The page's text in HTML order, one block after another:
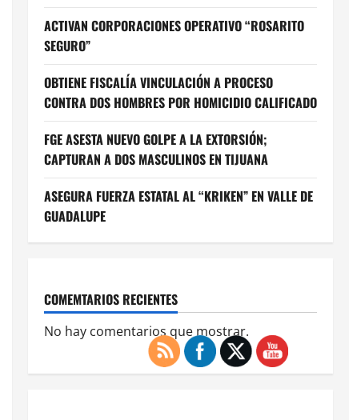
ACTIVAN CORPORACIONES OPERATIVO “ROSARITO
SEGURO”
OBTIENE FISCALÍA VINCULACIÓN A PROCESO
CONTRA DOS HOMBRES POR HOMICIDIO CALIFICADO
FGE ASESTA NUEVO GOLPE A LA EXTORSIÓN;
CAPTURAN A DOS MASCULINOS EN TIJUANA
ASEGURA FUERZA ESTATAL AL “KRIKEN” EN VALLE DE
GUADALUPE
COMEMTARIOS RECIENTES
No hay comentarios que mostrar.